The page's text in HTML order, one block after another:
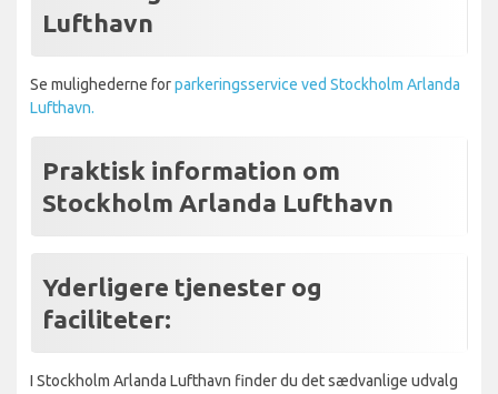
Lufthavn
Se mulighederne forparkeringsservice ved Stockholm Arlanda
Lufthavn.
Praktisk information om
Stockholm Arlanda Lufthavn
Yderligere tjenester og
faciliteter:
I Stockholm Arlanda Lufthavn finder du det sædvanlige udvalg